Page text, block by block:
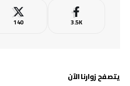
3.5K
140
يتصفح زوارنا الآن